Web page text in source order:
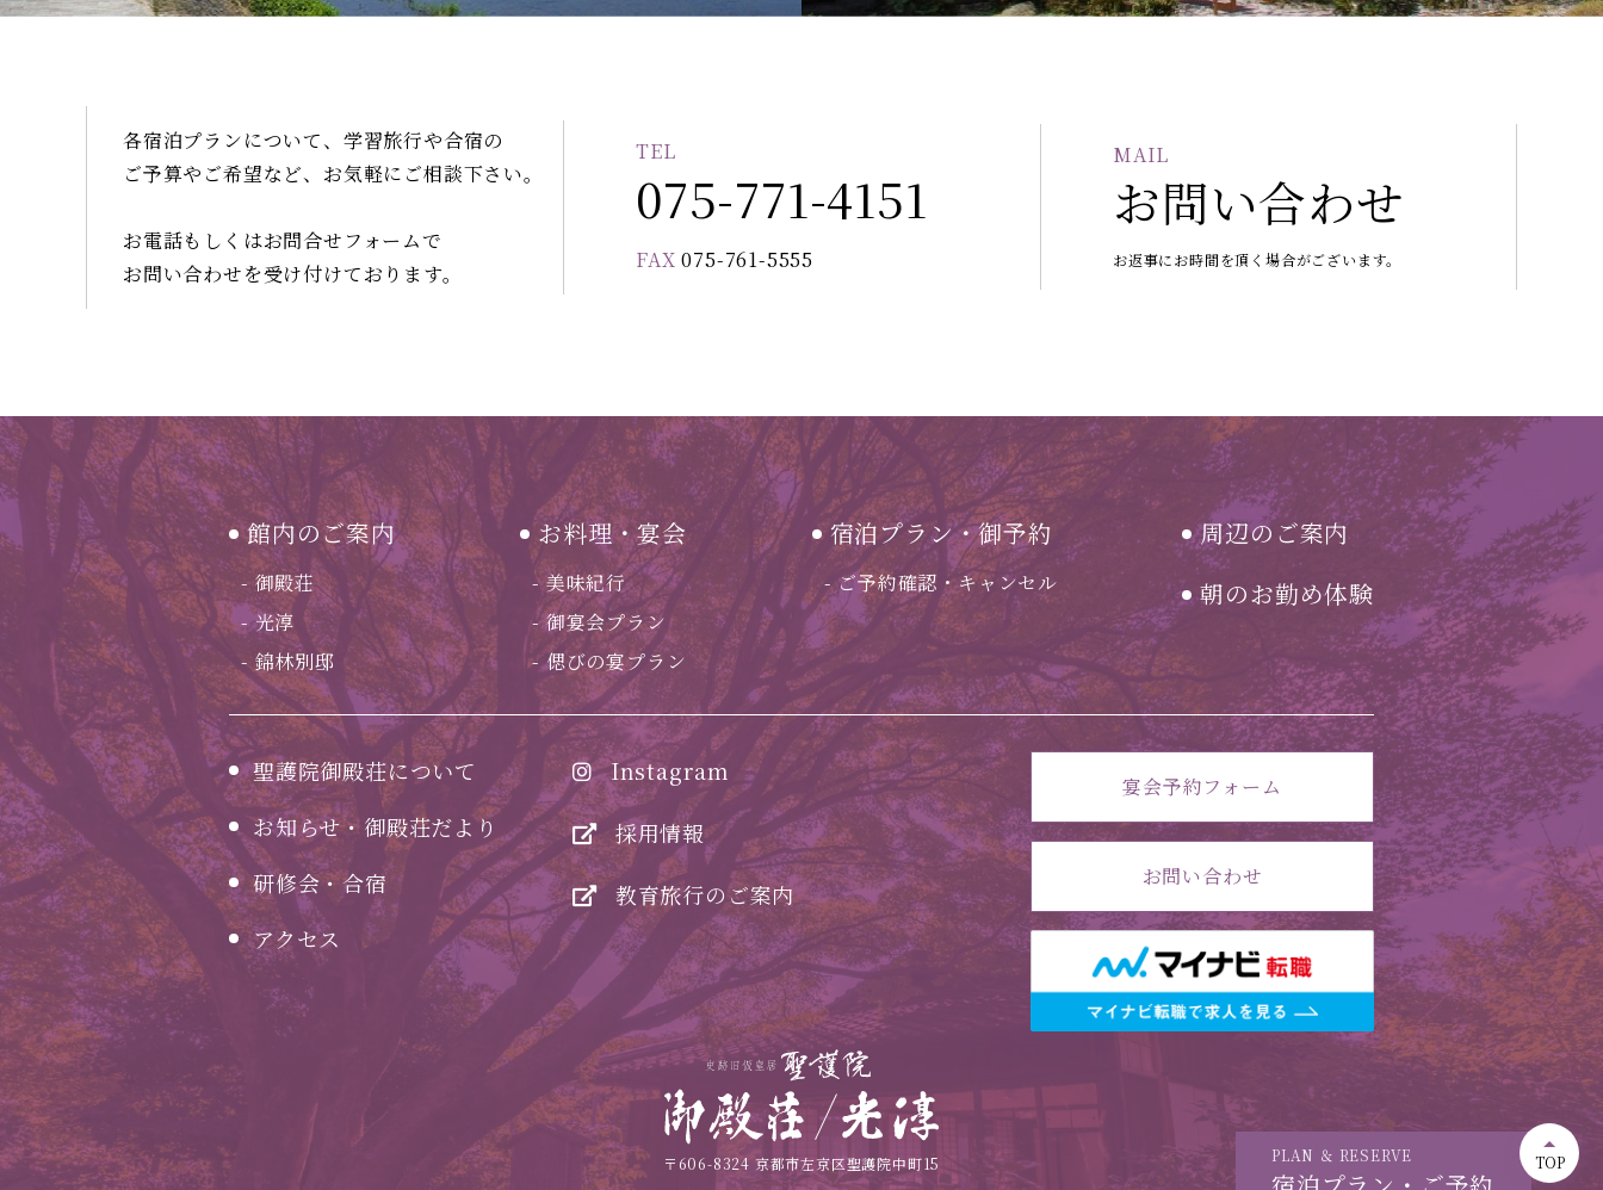
TOP
各宿泊プランについて、学習旅行や合宿の
ご予算やご希望など、お気軽にご相談下さい。
お電話もしくはお問合せフォームで
お問い合わせを受け付けております。
TEL
075-771-4151
FAX 075-761-5555
MAIL
お問い合わせ
お返事にお時間を頂く場合がございます。
館内のご案内
御殿荘
光淳
錦林別邸
お料理・宴会
美味紀行
御宴会プラン
偲びの宴プラン
宿泊プラン・御予約
ご予約確認・キャンセル
周辺のご案内
朝のお勤め体験
聖護院御殿荘について
お知らせ・御殿荘だより
研修会・合宿
アクセス
Instagram
採用情報
教育旅行のご案内
宴会予約フォーム
お問い合わせ
〒606-8324 京都市左京区聖護院中町15 PLAN ＆ RESERVE